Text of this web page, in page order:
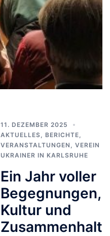
11. DEZEMBER 2025
AKTUELLES
BERICHTE
VERANSTALTUNGEN
VEREIN
UKRAINER IN KARLSRUHE
Ein Jahr voller
Begegnungen,
Kultur und
Zusammenhalt